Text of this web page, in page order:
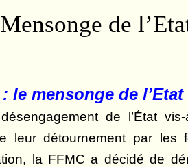
de
le mensonge de l’Etat
de l’État
leur détournement par les
la FFMC a décidé de